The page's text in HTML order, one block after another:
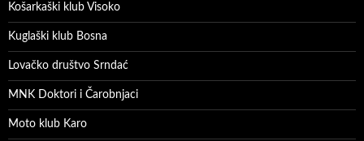
Košarkaški klub Visoko
Kuglaški klub Bosna
Lovačko društvo Srndać
MNK Doktori i Čarobnjaci
Moto klub Karo